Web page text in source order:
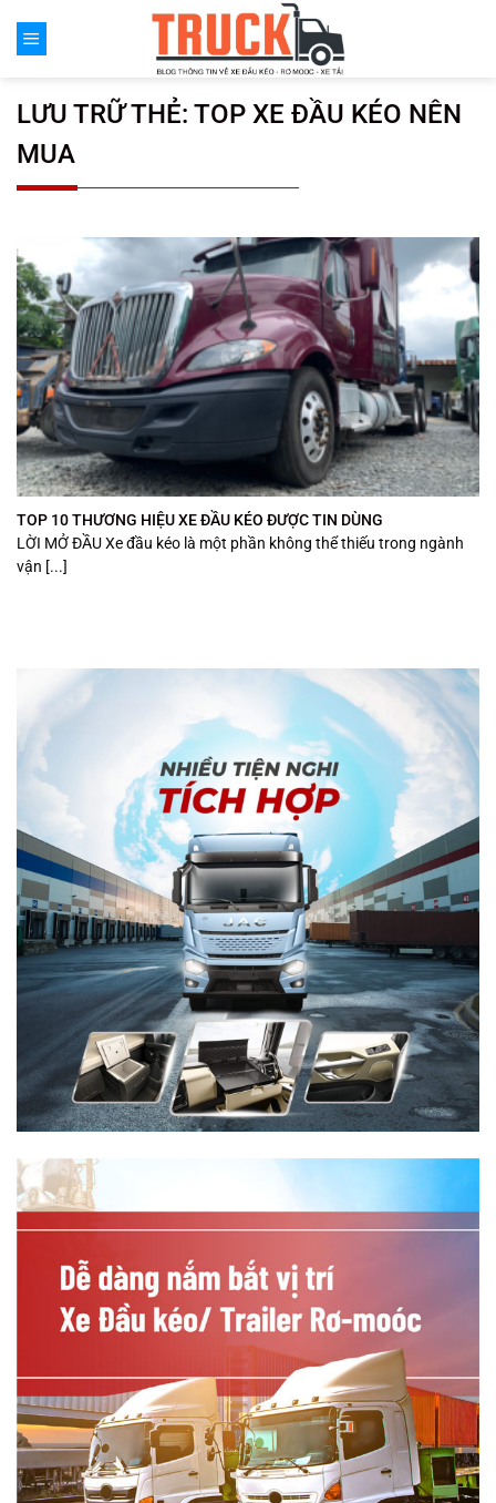
đến
LƯU TRỮ THẺ: TOP XE ĐẦU KÉO NÊN
MUA
TOP 10 THƯƠNG HIỆU XE ĐẦU KÉO ĐƯỢC TIN DÙNG
LỜI MỞ ĐẦU Xe đầu kéo là một phần không thể thiếu trong ngành
vận [...]